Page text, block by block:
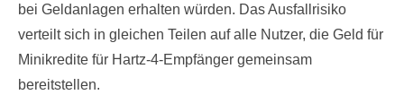
bei Geldanlagen erhalten würden. Das Ausfallrisiko
verteilt sich in gleichen Teilen auf alle Nutzer, die Geld für
Minikredite für Hartz-4-Empfänger gemeinsam
bereitstellen.